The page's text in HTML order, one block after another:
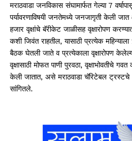
मराठवाडा जनविकास संघामार्फत गेल्या 7
पर्यावरणाविषयी जनतेमध्ये जनजागृती केली
हजार वृक्षांचे बॅरीकेट जाळीसह वृक्षारोपण
कशी जिवंत राहतील, यासाठी प्रत्येक
बैठक घेतली जाते व प्रत्येकाला वृक्षारोपण
वृक्षासाठी मोफत पाणी पुरवठा, वृक्षाभोवतीचे
केली जातात, असे मराठवाडा चॅरिटेबल ट्रस्टचे
सांगितले.